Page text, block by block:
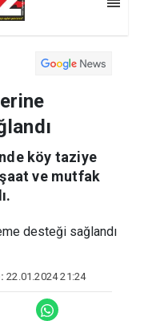
köy taziye
ve mutfak
22.01.2024 21:24